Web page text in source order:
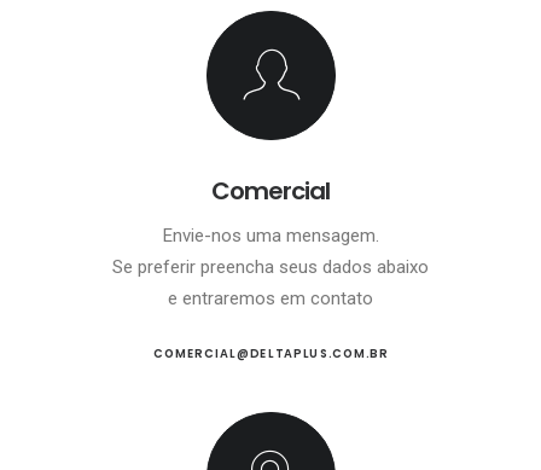
Comercial
Envie-nos uma mensagem.
Se preferir preencha seus dados abaixo
e entraremos em contato
COMERCIAL@DELTAPLUS.COM.BR